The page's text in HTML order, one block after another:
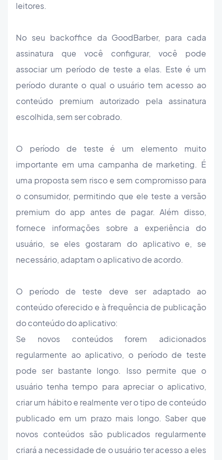
leitores.
No seu backoffice da GoodBarber, para cada
assinatura que você configurar, você pode
associar um período de teste a elas. Este é um
período durante o qual o usuário tem acesso ao
conteúdo premium autorizado pela assinatura
escolhida, sem ser cobrado.
O período de teste é um elemento muito
importante em uma campanha de marketing. É
uma proposta sem risco e sem compromisso para
o consumidor, permitindo que ele teste a versão
premium do app antes de pagar. Além disso,
fornece informações sobre a experiência do
usuário, se eles gostaram do aplicativo e, se
necessário, adaptam o aplicativo de acordo.
O período de teste deve ser adaptado ao
conteúdo oferecido e à frequência de publicação
do conteúdo do aplicativo:
Se novos conteúdos forem adicionados
regularmente ao aplicativo, o período de teste
pode ser bastante longo. Isso permite que o
usuário tenha tempo para apreciar o aplicativo,
criar um hábito e realmente ver o tipo de conteúdo
publicado em um prazo mais longo. Saber que
novos conteúdos são publicados regularmente
criará a necessidade de o usuário ter acesso a eles